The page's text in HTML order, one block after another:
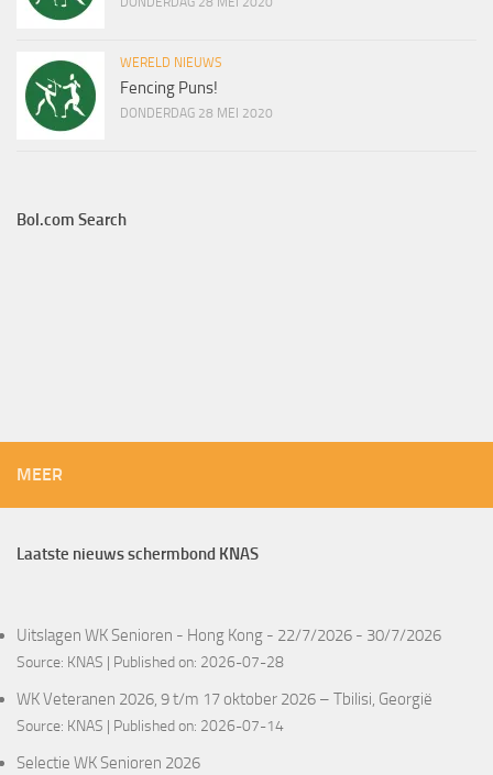
WERELD NIEUWS
Fencing Puns!
DONDERDAG 28 MEI 2020
Bol.com Search
MEER
Laatste nieuws schermbond KNAS
Uitslagen WK Senioren - Hong Kong - 22/7/2026 - 30/7/2026
Source: KNAS Published on: 2026-07-28
WK Veteranen 2026, 9 t/m 17 oktober 2026 – Tbilisi, Georgië
Source: KNAS Published on: 2026-07-14
Selectie WK Senioren 2026